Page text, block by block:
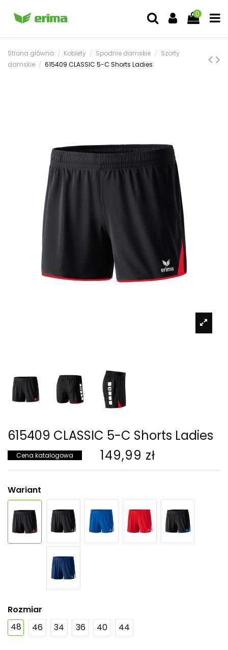
0
Strona główna Kobiety Spodnie damskie
Szorty
damskie
615409 CLASSIC 5-C Shorts Ladies
615409 CLASSIC 5-C Shorts Ladies
Cena katalogowa 149,99 zł
Wariant
Rozmiar
48
46 34 36 40 44